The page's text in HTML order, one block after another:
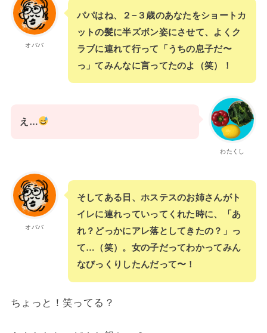
オババ
パパはね、２−３歳のあなたをショートカ
ットの髪に半ズボン姿にさせて、よくク
ラブに連れて行って「うちの息子だ〜
っ」てみんなに言ってたのよ（笑）！
わたくし
え…
オババ
そしてある日、ホステスのお姉さんがト
イレに連れっていってくれた時に、「あ
れ？どっかにアレ落としてきたの？」っ
て…（笑）。女の子だってわかってみん
なびっくりしたんだって〜！
ちょっと！笑ってる？